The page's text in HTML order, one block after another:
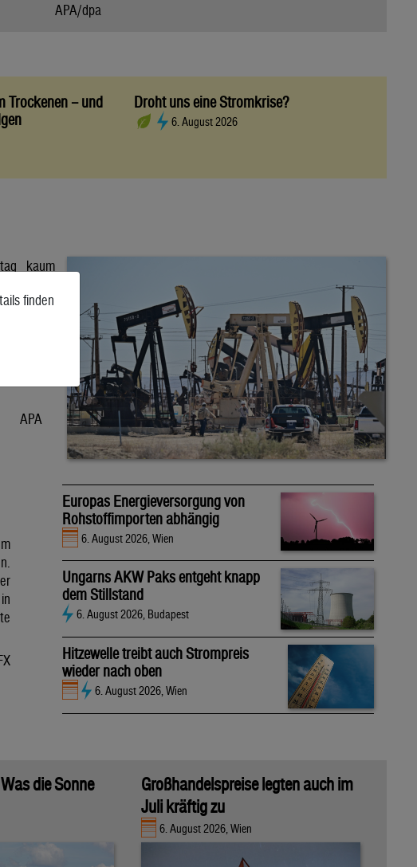
APA/dpa
Trockenen – und
Droht uns eine Stromkrise?
6. August 2026
kaum
am
als am
warten
APA
Europas Energieversorgung von
Rohstoffimporten abhängig
6. August 2026, Wien
Ungarns AKW Paks entgeht knapp
dem Stillstand
6. August 2026, Budapest
Hitzewelle treibt auch Strompreis
wieder nach oben
6. August 2026, Wien
die Sonne
Großhandelspreise legten auch im
Juli kräftig zu
6. August 2026, Wien
finden